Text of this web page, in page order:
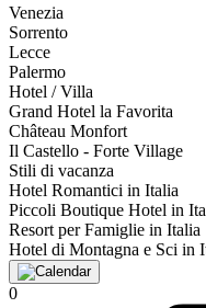
Venezia
Sorrento
Lecce
Palermo
Hotel / Villa
Grand Hotel la Favorita
Château Monfort
Il Castello - Forte Village
Stili di vacanza
Hotel Romantici in Italia
Piccoli Boutique Hotel in
Resort per Famiglie in Italia
Hotel di Montagna e Sci in
0